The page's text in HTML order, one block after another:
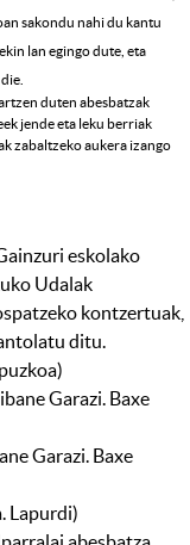
sakondu nahi du kantu
lan egingo dute, eta
duten abesbatzak
jende eta leku berriak
zabaltzeko aukera izango
eskolako
Udalak
kontzertuak,
ditu.
Garazi. Baxe
Garazi. Baxe
Lapurdi)